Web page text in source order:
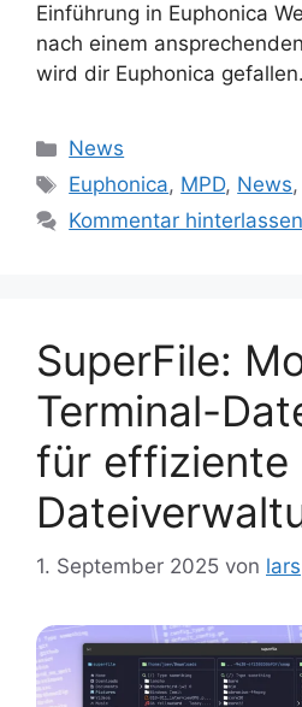
Einführung in Euphonica
nach einem
wird dir Euphonica gefallen.
Kategorien
News
Schlagwörter
Euphonica, MPD, News,
Kommentar hinterlassen
SuperFile:
Terminal-
für effiziente
1. September 2025 von lars